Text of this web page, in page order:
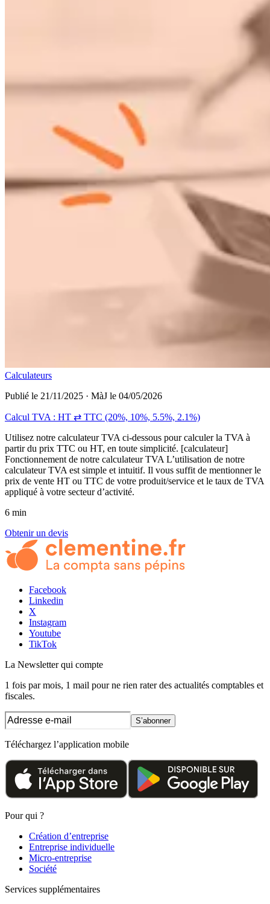
Calculateurs
Publié le 21/11/2025 · MàJ le 04/05/2026
Calcul TVA : HT ⇄ TTC (20%, 10%, 5.5%, 2.1%)
Utilisez notre calculateur TVA ci-dessous pour calculer la TVA à
partir du prix TTC ou HT, en toute simplicité. [calculateur]
Fonctionnement de notre calculateur TVA L’utilisation de notre
calculateur TVA est simple et intuitif. Il vous suffit de mentionner le
prix de vente HT ou TTC de votre produit/service et le taux de TVA
appliqué à votre secteur d’activité.
6 min
Obtenir un devis
Facebook
Linkedin
X
Instagram
Youtube
TikTok
La Newsletterqui compte
1 fois par mois, 1 mail pour ne rien rater des actualités comptables et
fiscales.
S’abonner
Téléchargez l’application mobile
Pour qui ?
Création d’entreprise
Entreprise individuelle
Micro-entreprise
Société
Services supplémentaires